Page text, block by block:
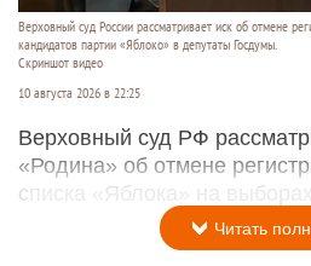
Верховный суд России рассматривает иск об отмене
кандидатов партии «Яблоко» в депутаты Госдумы.
Скриншот видео
10 августа 2026 в 22:25
Верховный суд РФ
«Родина» об отмене
списка «Яблока» на
Читать